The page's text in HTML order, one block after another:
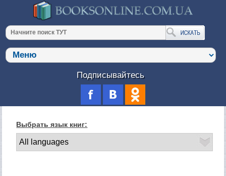
Подписывайтесь
Выбрать язык книг: